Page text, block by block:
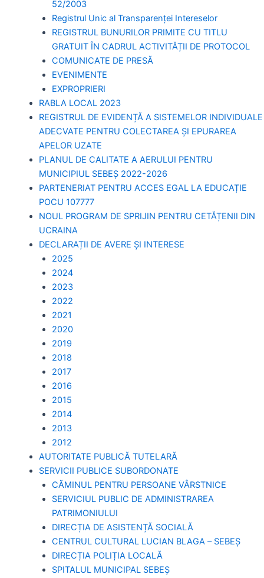
52/2003
Registrul Unic al Transparenței Intereselor
REGISTRUL BUNURILOR PRIMITE CU TITLU
GRATUIT ÎN CADRUL ACTIVITĂȚII DE PROTOCOL
COMUNICATE DE PRESĂ
EVENIMENTE
EXPROPRIERI
RABLA LOCAL 2023
REGISTRUL DE EVIDENȚĂ A SISTEMELOR INDIVIDUALE
ADECVATE PENTRU COLECTAREA ȘI EPURAREA
APELOR UZATE
PLANUL DE CALITATE A AERULUI PENTRU
MUNICIPIUL SEBEȘ 2022-2026
PARTENERIAT PENTRU ACCES EGAL LA EDUCAȚIE
POCU 107777
NOUL PROGRAM DE SPRIJIN PENTRU CETĂȚENII DIN
UCRAINA
DECLARAȚII DE AVERE ȘI INTERESE
2025
2024
2023
2022
2021
2020
2019
2018
2017
2016
2015
2014
2013
2012
AUTORITATE PUBLICĂ TUTELARĂ
SERVICII PUBLICE SUBORDONATE
CĂMINUL PENTRU PERSOANE VÂRSTNICE
SERVICIUL PUBLIC DE ADMINISTRAREA
PATRIMONIULUI
DIRECȚIA DE ASISTENȚĂ SOCIALĂ
CENTRUL CULTURAL LUCIAN BLAGA – SEBEȘ
DIRECȚIA POLIȚIA LOCALĂ
SPITALUL MUNICIPAL SEBEȘ